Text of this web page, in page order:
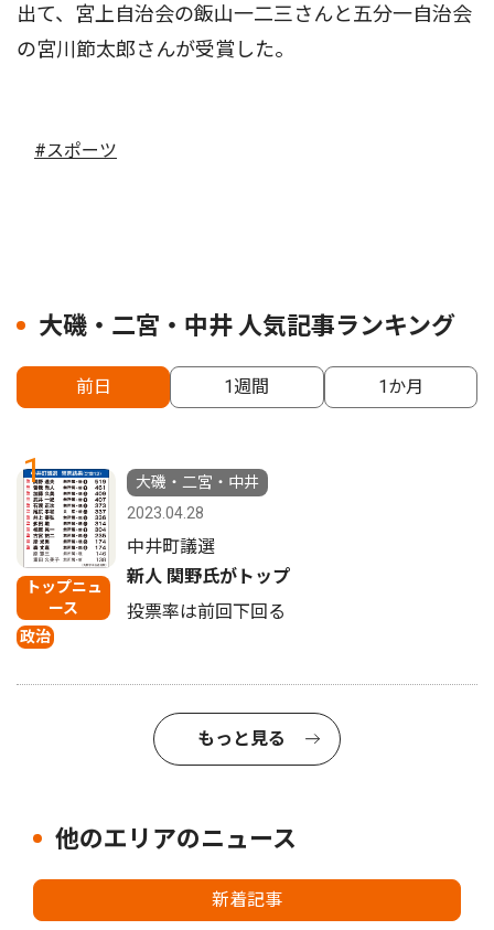
出て、宮上自治会の飯山一二三さんと五分一自治会
の宮川節太郎さんが受賞した。
#スポーツ
大磯・二宮・中井 人気記事ランキング
前日 1週間 1か月
1
トップニュ
ース
政治
大磯・二宮・中井
2023.04.28
中井町議選
新人 関野氏がトップ
投票率は前回下回る
もっと見る
他のエリアのニュース
新着記事